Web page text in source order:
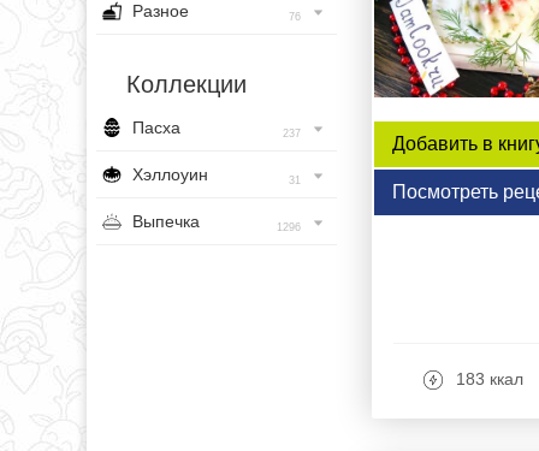
Разное 76
Коллекции
Пасха 237
Хэллоуин 31
Выпечка 1296
Добавить в
Посмотреть
183 ккал